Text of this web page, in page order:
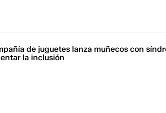
de juguetes lanza muñecos con
la inclusión